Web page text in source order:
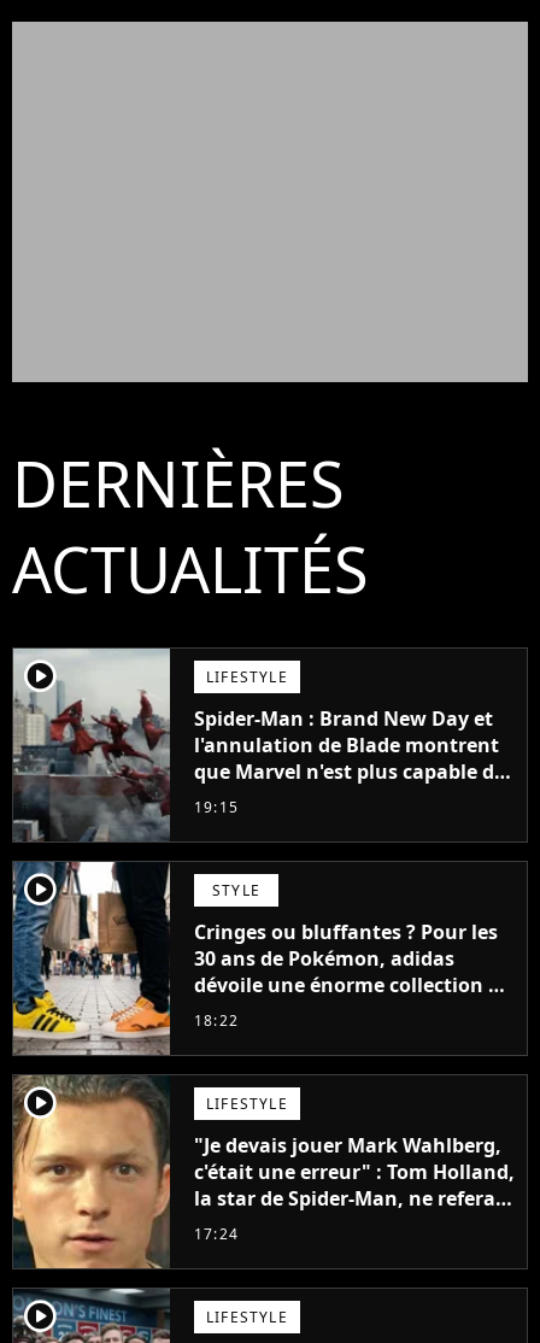
DERNIÈRES
ACTUALITÉS
player2 LIFESTYLE
Spider-Man : Brand New Day et
l'annulation de Blade montrent
que Marvel n'est plus capable de
faire quoi que ce soit de simple
19:15
player2 STYLE
Cringes ou bluffantes ? Pour les
30 ans de Pokémon, adidas
dévoile une énorme collection de
sneakers et je ne sais pas quoi en
18:22
player2 LIFESTYLE
"Je devais jouer Mark Wahlberg,
c'était une erreur" : Tom Holland,
la star de Spider-Man, ne referait
pas ce blockbuster
17:24
player2 LIFESTYLE